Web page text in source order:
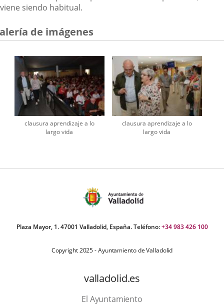
viene siendo habitual.
de imágenes
clausura aprendizaje a lo
largo vida
clausura aprendizaje a lo
largo vida
Plaza Mayor, 1. 47001 Valladolid, España. Teléfono:+34 983 426 100
Copyright 2025 - Ayuntamiento de Valladolid
valladolid.es
El Ayuntamiento